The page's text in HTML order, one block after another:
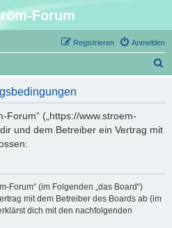
Forum
Anmelden
Registrieren
Forum“ („https://www.stroem-
und dem Betreiber ein Vertrag mit
Forum“ (im Folgenden „das Board“)
mit dem Betreiber des Boards ab (im
dich mit den nachfolgenden